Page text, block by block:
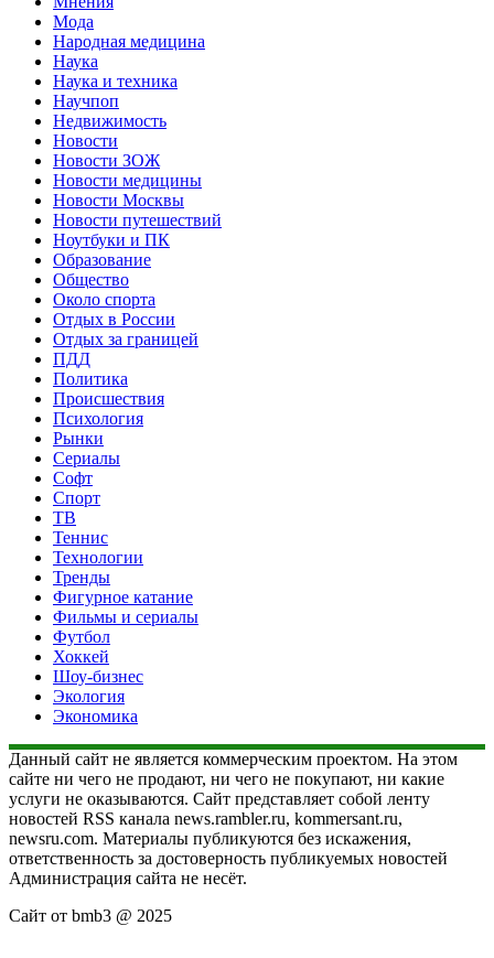
Мода
Народная медицина
Наука
Наука и техника
Научпоп
Недвижимость
Новости
Новости ЗОЖ
Новости медицины
Новости Москвы
Новости путешествий
Ноутбуки и ПК
Образование
Общество
Около спорта
Отдых в России
Отдых за границей
ПДД
Политика
Происшествия
Психология
Рынки
Сериалы
Софт
Спорт
ТВ
Теннис
Технологии
Тренды
Фигурное катание
Фильмы и сериалы
Футбол
Хоккей
Шоу-бизнес
Экология
Экономика
Данный сайт не является коммерческим проектом. На этом
сайте ни чего не продают, ни чего не покупают, ни какие
услуги не оказываются. Сайт представляет собой ленту
новостей RSS канала news.rambler.ru, kommersant.ru,
newsru.com. Материалы публикуются без искажения,
ответственность за достоверность публикуемых новостей
Администрация сайта не несёт.
Сайт от bmb3 @ 2025